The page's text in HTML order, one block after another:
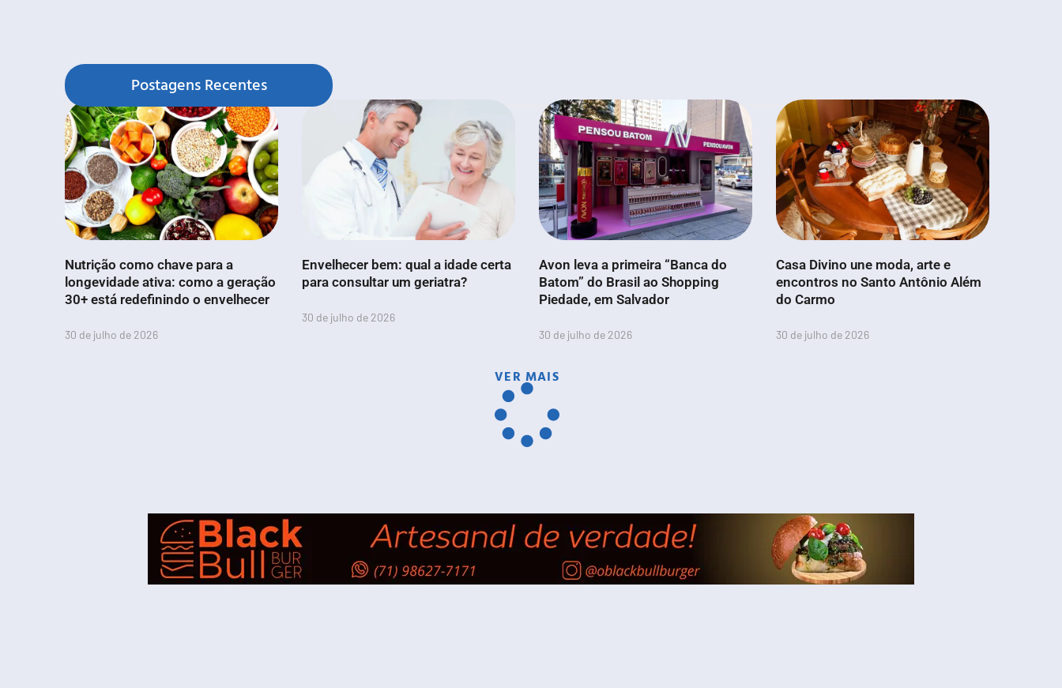
Postagens Recentes
Nutrição como chave para a
longevidade ativa: como a geração
30+ está redefinindo o envelhecer
30 de julho de 2026
Envelhecer bem: qual a idade certa
para consultar um geriatra?
30 de julho de 2026
Avon leva a primeira “Banca do
Batom” do Brasil ao Shopping
Piedade, em Salvador
30 de julho de 2026
Casa Divino une moda, arte e
encontros no Santo Antônio Além
do Carmo
30 de julho de 2026
VER MAIS